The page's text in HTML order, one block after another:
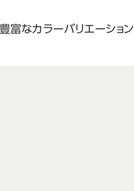
富なカラーバリエーション